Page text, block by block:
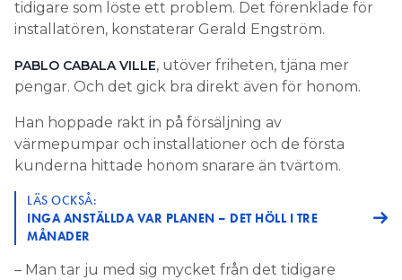
tidigare som löste ett problem. Det förenklade för
installatören, konstaterar Gerald Engström.
PABLO CABALA VILLE, utöver friheten, tjäna mer
pengar. Och det gick bra direkt även för honom.
Han hoppade rakt in på försäljning av
värmepumpar och installationer och de första
kunderna hittade honom snarare än tvärtom.
LÄS OCKSÅ:
INGA ANSTÄLLDA VAR PLANEN – DET HÖLL I TRE
MÅNADER
– Man tar ju med sig mycket från det tidigare